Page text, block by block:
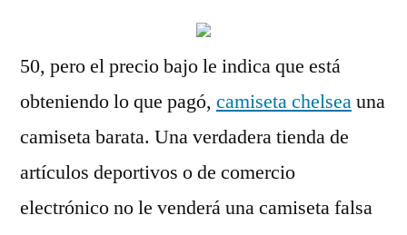
50, pero el precio bajo le indica que está
obteniendo lo que pagó, camiseta chelseauna
camiseta barata. Una verdadera tienda de
artículos deportivos o de comercio
electrónico no le venderá una camiseta falsa